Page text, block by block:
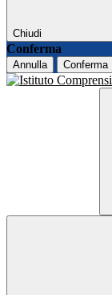
Chiudi
Conferma
Annulla Conferma